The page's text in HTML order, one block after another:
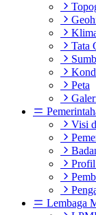
Tata
Peta
Visi
Lembaga